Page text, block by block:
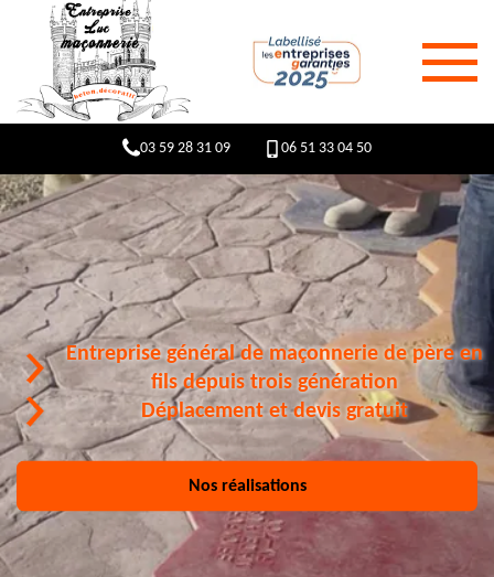
03 59 28 31 09 06 51 33 04 50
Entreprise général de maçonnerie de père en
fils depuis trois génération
Déplacement et devis gratuit
Nos réalisations